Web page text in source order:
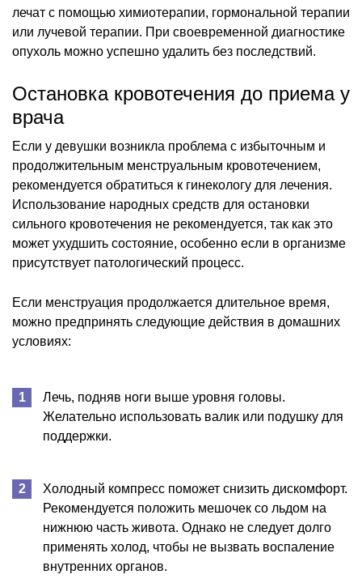
лечат с помощью химиотерапии, гормональной терапии
или лучевой терапии. При своевременной диагностике
опухоль можно успешно удалить без последствий.
Остановка кровотечения до приема у
врача
Если у девушки возникла проблема с избыточным и
продолжительным менструальным кровотечением,
рекомендуется обратиться к гинекологу для лечения.
Использование народных средств для остановки
сильного кровотечения не рекомендуется, так как это
может ухудшить состояние, особенно если в организме
присутствует патологический процесс.
Если менструация продолжается длительное время,
можно предпринять следующие действия в домашних
условиях:
Лечь, подняв ноги выше уровня головы.
Желательно использовать валик или подушку для
поддержки.
Холодный компресс поможет снизить дискомфорт.
Рекомендуется положить мешочек со льдом на
нижнюю часть живота. Однако не следует долго
применять холод, чтобы не вызвать воспаление
внутренних органов.